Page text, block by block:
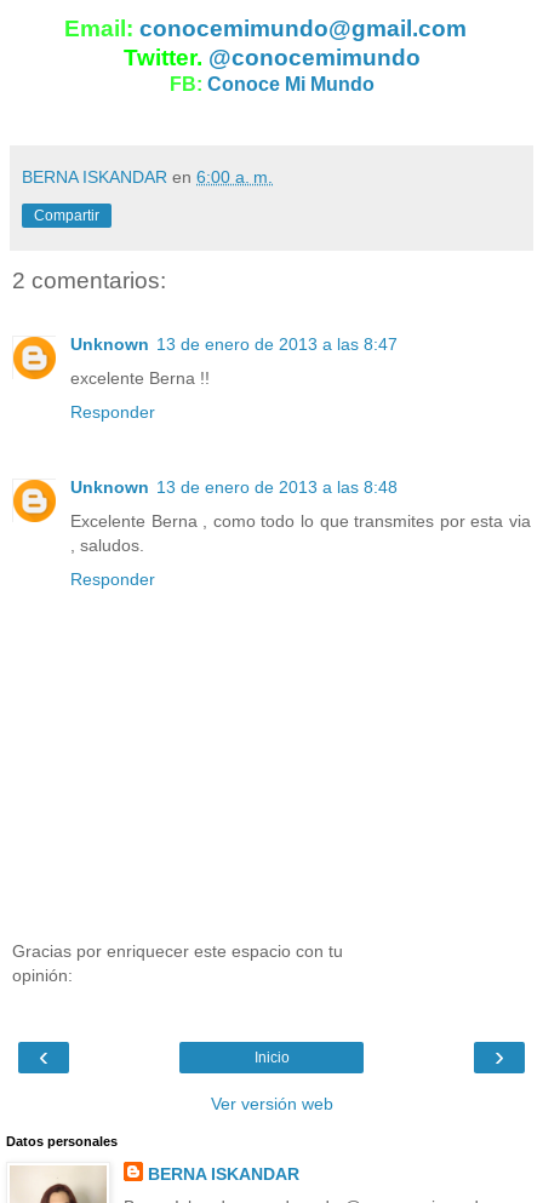
Email: conocemimundo@gmail.com
Twitter. @conocemimundo
FB: Conoce Mi Mundo
BERNA ISKANDAR en 6:00 a. m.
Compartir
2 comentarios:
Unknown 13 de enero de 2013 a las 8:47
excelente Berna !!
Responder
Unknown 13 de enero de 2013 a las 8:48
Excelente Berna , como todo lo que transmites por esta via
, saludos.
Responder
Gracias por enriquecer este espacio con tu
opinión:
‹ ›
Inicio
Ver versión web
Datos personales
BERNA ISKANDAR